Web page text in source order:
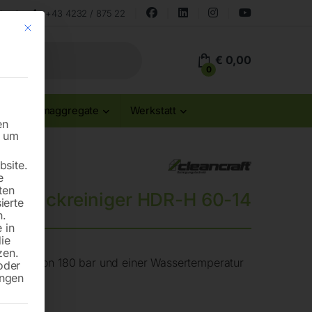
+43 4232 / 875 22
0
€ 0,00
Stromaggregate Werkstatt
HDR-H 60-14
von 180 bar und einer Wassertemperatur
Mit diesem Button wird der Dialog geschlossen. Seine Funktionalität ist
in